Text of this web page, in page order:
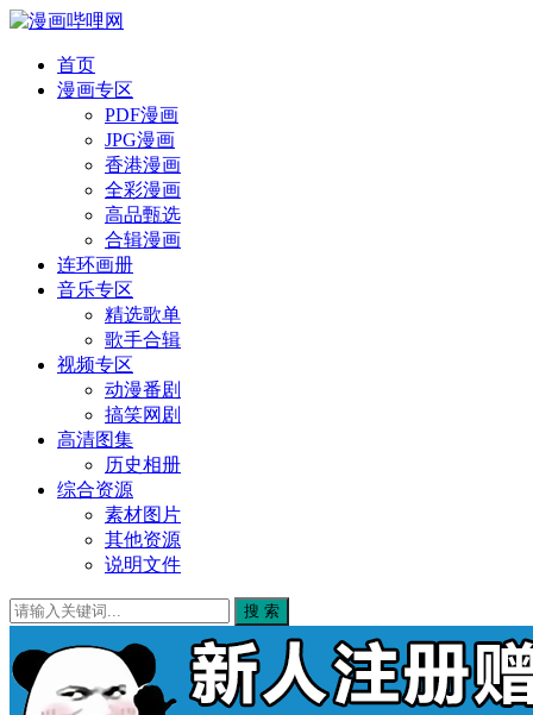
首页
漫画专区
PDF漫画
JPG漫画
香港漫画
全彩漫画
高品甄选
合辑漫画
连环画册
音乐专区
精选歌单
歌手合辑
视频专区
动漫番剧
搞笑网剧
高清图集
历史相册
综合资源
素材图片
其他资源
说明文件
搜 索